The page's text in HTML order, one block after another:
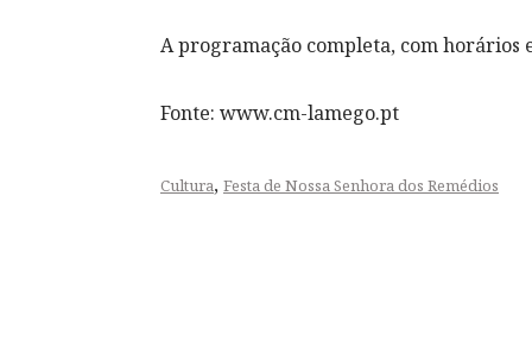
A programação completa, com horários
Fonte: www.cm-lamego.pt
Cultura, Festa de Nossa Senhora dos Remédios